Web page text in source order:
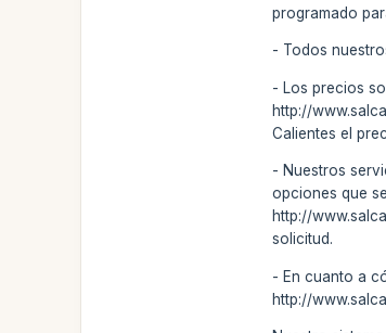
programado
- Todos
- Los precios
http://
Calientes el
- Nuestros
opciones que
http://
solicitud.
- En cuanto a
http://